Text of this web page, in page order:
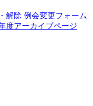
解除 例会変更フォーム
度アーカイブページ